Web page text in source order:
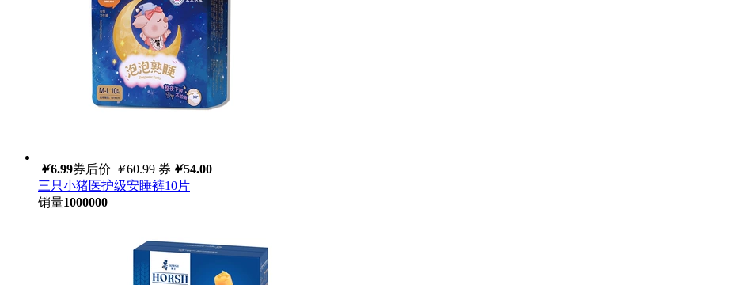
￥6.99券后价 ￥60.99 券 ￥54.00
三只小猪医护级安睡裤10片
销量1000000